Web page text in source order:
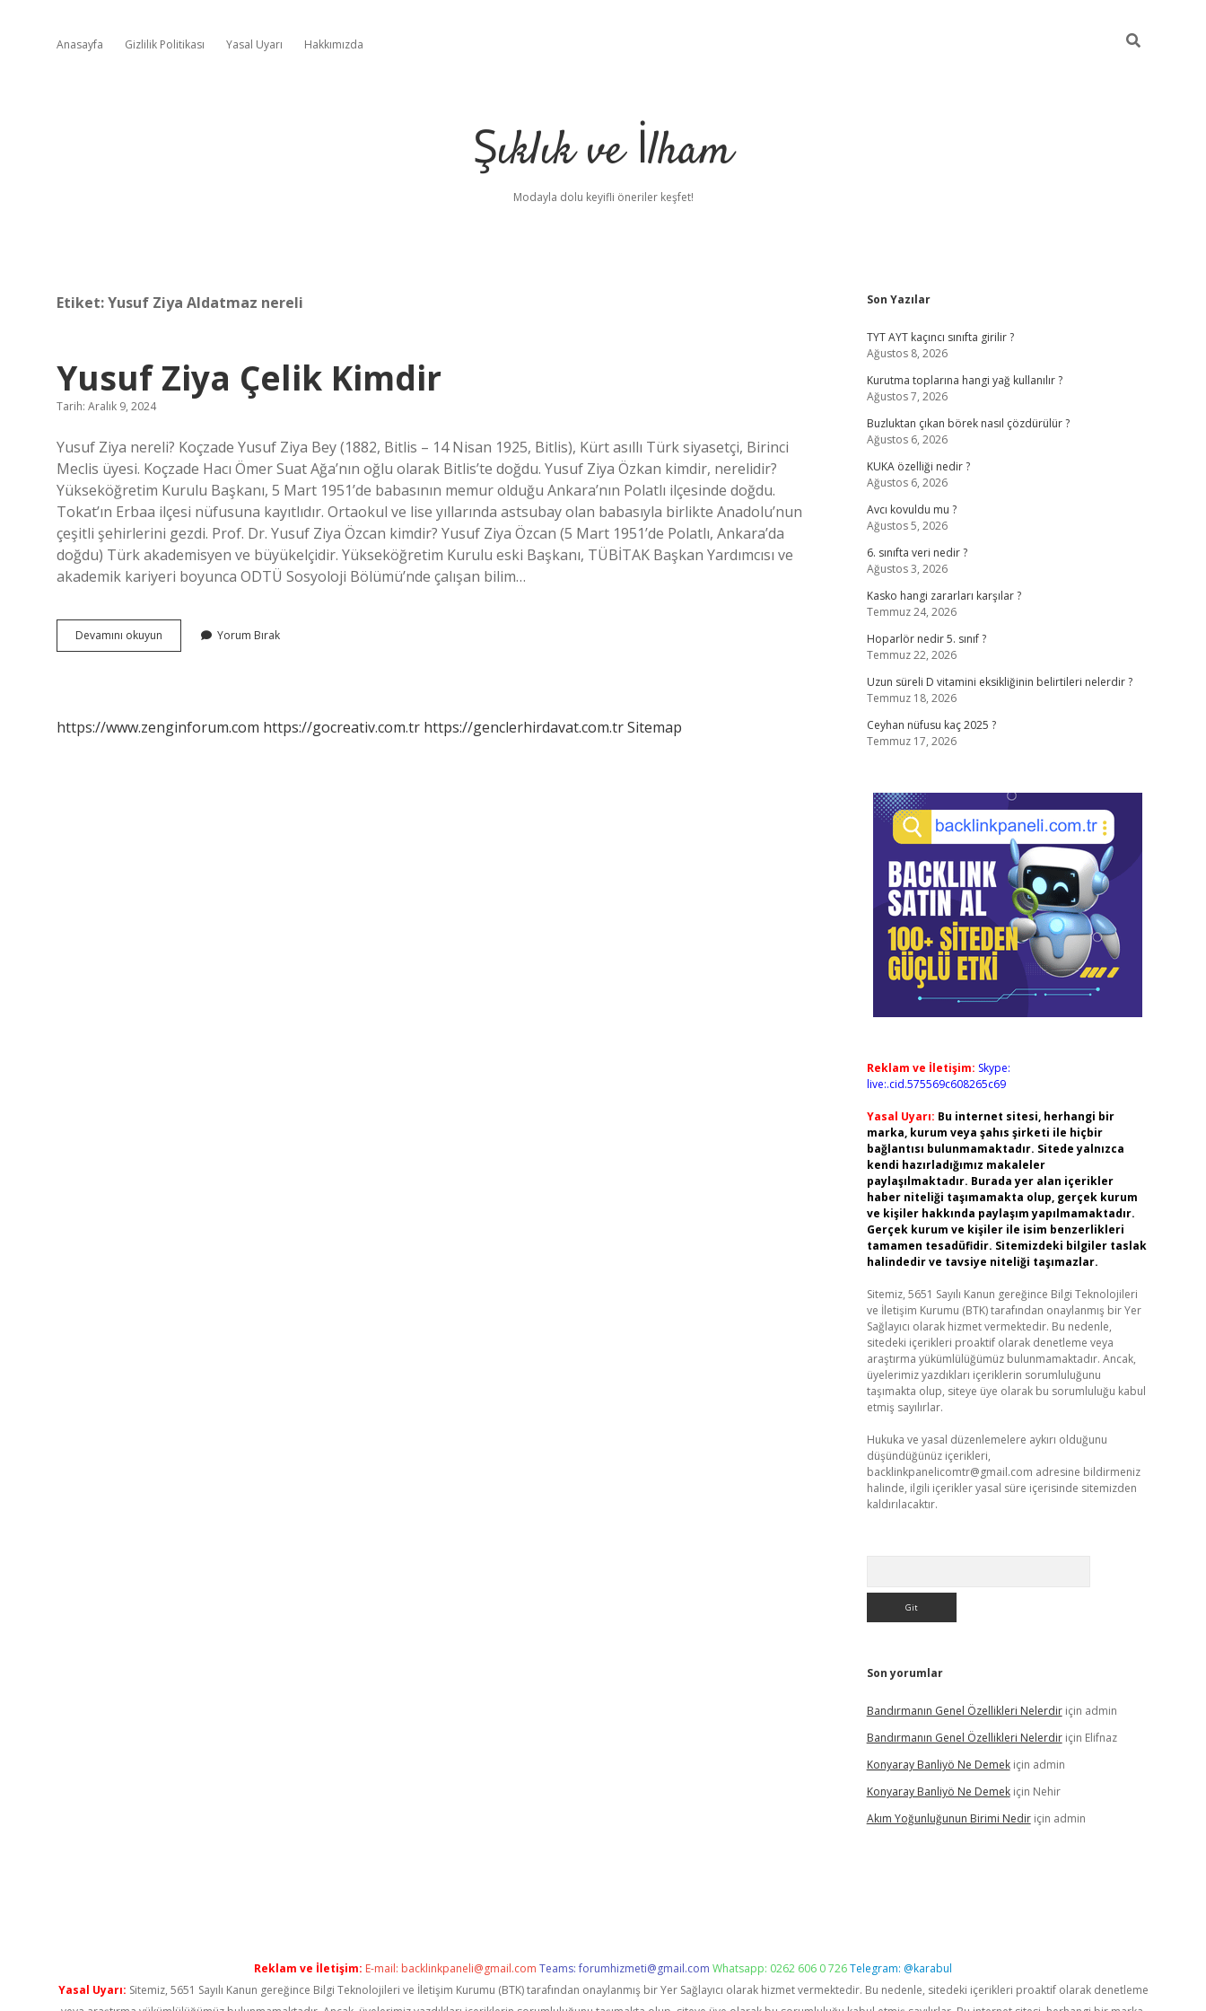
Anasayfa Gizlilik Politikası Yasal Uyarı Hakkımızda
Şıklık ve İlham
Modayla dolu keyifli öneriler keşfet!
Etiket:Yusuf Ziya Aldatmaz nereli
Yusuf Ziya Çelik Kimdir
Tarih: Aralık 9, 2024
Yusuf Ziya nereli? Koçzade Yusuf Ziya Bey (1882, Bitlis – 14 Nisan 1925, Bitlis), Kürt asıllı Türk siyasetçi, Birinci
Meclis üyesi. Koçzade Hacı Ömer Suat Ağa’nın oğlu olarak Bitlis’te doğdu. Yusuf Ziya Özkan kimdir, nerelidir?
Yükseköğretim Kurulu Başkanı, 5 Mart 1951’de babasının memur olduğu Ankara’nın Polatlı ilçesinde doğdu.
Tokat’ın Erbaa ilçesi nüfusuna kayıtlıdır. Ortaokul ve lise yıllarında astsubay olan babasıyla birlikte Anadolu’nun
çeşitli şehirlerini gezdi. Prof. Dr. Yusuf Ziya Özcan kimdir? Yusuf Ziya Özcan (5 Mart 1951’de Polatlı, Ankara’da
doğdu) Türk akademisyen ve büyükelçidir. Yükseköğretim Kurulu eski Başkanı, TÜBİTAK Başkan Yardımcısı ve
akademik kariyeri boyunca ODTÜ Sosyoloji Bölümü’nde çalışan bilim…
Devamını okuyun
Ziya
Yorum Bırak
https://www.zenginforum.com https://gocreativ.com.tr https://genclerhirdavat.com.trSitemap
Sidebar
Son Yazılar
TYT AYT kaçıncı sınıfta girilir ?
Ağustos 8, 2026
Kurutma toplarına hangi yağ kullanılır ?
Ağustos 7, 2026
Buzluktan çıkan börek nasıl çözdürülür ?
Ağustos 6, 2026
KUKA özelliği nedir ?
Ağustos 6, 2026
Avcı kovuldu mu ?
Ağustos 5, 2026
6. sınıfta veri nedir ?
Ağustos 3, 2026
Kasko hangi zararları karşılar ?
Temmuz 24, 2026
Hoparlör nedir 5. sınıf ?
Temmuz 22, 2026
Uzun süreli D vitamini eksikliğinin belirtileri nelerdir ?
Temmuz 18, 2026
Ceyhan nüfusu kaç 2025 ?
Temmuz 17, 2026
Reklam ve İletişim: Skype:
live:.cid.575569c608265c69
Yasal Uyarı: Bu internet sitesi, herhangi bir
marka, kurum veya şahıs şirketi ile hiçbir
bağlantısı bulunmamaktadır. Sitede yalnızca
kendi hazırladığımız makaleler
paylaşılmaktadır. Burada yer alan içerikler
haber niteliği taşımamakta olup, gerçek kurum
ve kişiler hakkında paylaşım yapılmamaktadır.
Gerçek kurum ve kişiler ile isim benzerlikleri
tamamen tesadüfidir. Sitemizdeki bilgiler taslak
halindedir ve tavsiye niteliği taşımazlar.
Sitemiz, 5651 Sayılı Kanun gereğince Bilgi Teknolojileri
ve İletişim Kurumu (BTK) tarafından onaylanmış bir Yer
Sağlayıcı olarak hizmet vermektedir. Bu nedenle,
sitedeki içerikleri proaktif olarak denetleme veya
araştırma yükümlülüğümüz bulunmamaktadır. Ancak,
üyelerimiz yazdıkları içeriklerin sorumluluğunu
taşımakta olup, siteye üye olarak bu sorumluluğu kabul
etmiş sayılırlar.
Hukuka ve yasal düzenlemelere aykırı olduğunu
düşündüğünüz içerikleri,
backlinkpanelicomtr@gmail.com adresine bildirmeniz
halinde, ilgili içerikler yasal süre içerisinde sitemizden
kaldırılacaktır.
Son yorumlar
Bandırmanın Genel Özellikleri Nelerdiriçin admin
Bandırmanın Genel Özellikleri Nelerdiriçin Elifnaz
Konyaray Banliyö Ne Demekiçin admin
Konyaray Banliyö Ne Demekiçin Nehir
Akım Yoğunluğunun Birimi Nediriçin admin
Reklam ve İletişim: E-mail: backlinkpaneli@gmail.com Teams:forumhizmeti@gmail.com Whatsapp: 0262 606 0 726Telegram: @karabul
Yasal Uyarı: Sitemiz, 5651 Sayılı Kanun gereğince Bilgi Teknolojileri ve İletişim Kurumu (BTK) tarafından onaylanmış bir Yer Sağlayıcı olarak hizmet vermektedir. Bu nedenle, sitedeki içerikleri proaktif olarak denetleme